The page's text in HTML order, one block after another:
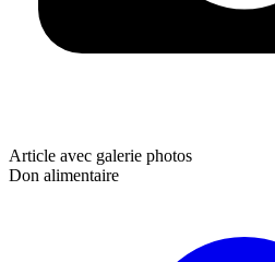
Article avec galerie photos
Don alimentaire